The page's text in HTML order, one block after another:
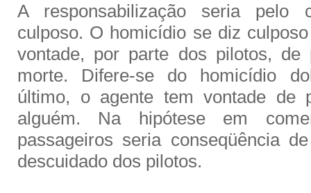
A responsabilização seria pelo
culposo. O homicídio se diz
vontade, por parte dos pilotos, de
morte. Difere-se do homicídio
último, o agente tem vontade de
alguém. Na hipótese em
passageiros seria conseqüência
descuidado dos pilotos.